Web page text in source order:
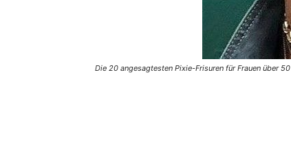
Die 20 angesagtesten Pixie-Frisuren für Frauen über 50